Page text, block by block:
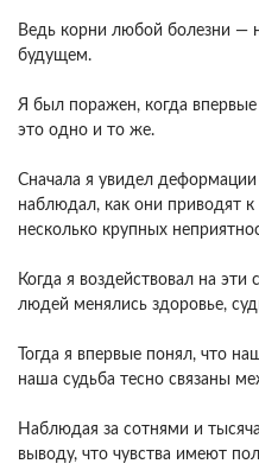
Ведь корни любой болезни —
будущем.
Я был поражен, когда
это одно и то же.
Сначала я увидел
наблюдал, как они приводят
несколько крупных
Когда я воздействовал на эти
людей менялись здоровье,
Тогда я впервые понял, что
наша судьба тесно связаны
Наблюдая за сотнями и
выводу, что чувства имеют